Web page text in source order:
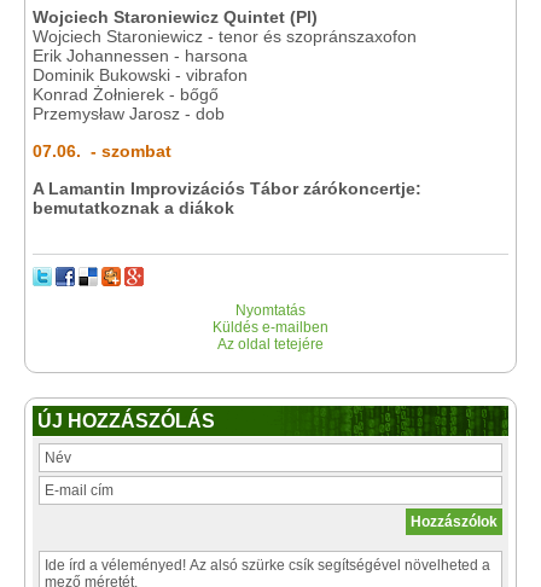
Wojciech Staroniewicz Quintet (Pl)
Wojciech Staroniewicz - tenor és szopránszaxofon
Erik Johannessen - harsona
Dominik Bukowski - vibrafon
Konrad Żołnierek - bőgő
Przemysław Jarosz - dob
07.06. - szombat
A Lamantin Improvizációs Tábor zárókoncertje:
bemutatkoznak a diákok
Nyomtatás
Küldés e-mailben
Az oldal tetejére
ÚJ HOZZÁSZÓLÁS